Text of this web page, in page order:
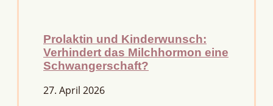
Prolaktin und Kinderwunsch:
Verhindert das Milchhormon eine
Schwangerschaft?
27. April 2026